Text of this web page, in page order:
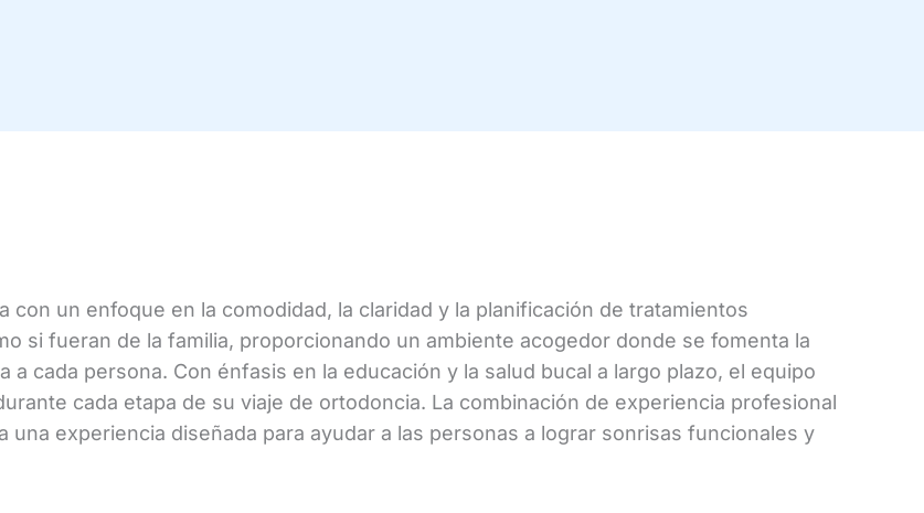
un enfoque en la comodidad, la claridad y la planificación de tratamientos
si fueran de la familia, proporcionando un ambiente acogedor donde se fomenta la
cada persona. Con énfasis en la educación y la salud bucal a largo plazo, el equipo
cada etapa de su viaje de ortodoncia. La combinación de experiencia profesional
experiencia diseñada para ayudar a las personas a lograr sonrisas funcionales y